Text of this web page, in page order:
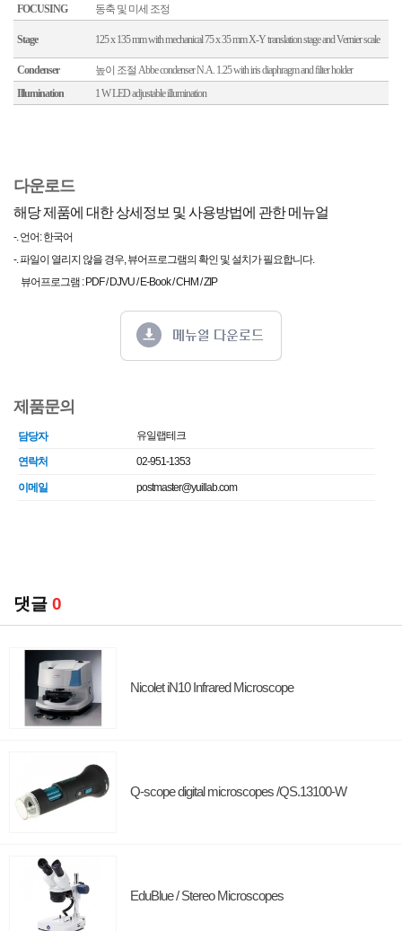
FOCUSING
동축 및 미세 조정
Stage 125 x 135 mm with mechanical 75 x 35 mm X-Y translation stage and Vernier scale
Condenser
높이 조절 Abbe condenser N.A. 1.25 with iris diaphragm and filter holder
Illumination
1 W LED adjustable illumination
다운로드
해당 제품에 대한 상세정보 및 사용방법에 관한 메뉴얼
-. 언어: 한국어
-. 파일이 열리지 않을 경우, 뷰어프로그램의 확인 및 설치가 필요합니다.
뷰어프로그램 : PDF / DJVU / E-Book / CHM / ZIP
제품문의
담당자 유일랩테크
연락처 02-951-1353
이메일 postmaster@yuillab.com
댓글 0
Nicolet iN10 Infrared Microscope
Q-scope digital microscopes /QS.13100-W
EduBlue / Stereo Microscopes